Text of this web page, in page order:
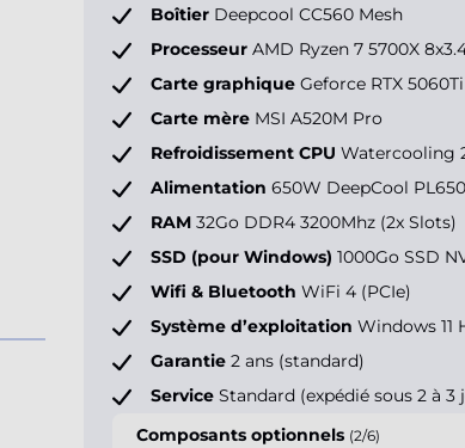
Boîtier Deepcool CC560 Mesh
Processeur
Carte graphique
Carte mère MSI A520M Pro
Refroidissement CPU
Alimentation
RAM 32Go DDR4 3200Mhz (2x Slots)
SSD (pour Windows)
Wifi & Bluetooth WiFi 4 (PCIe)
Système d’exploitation
Garantie 2 ans (standard)
Service
Composants optionnels (2/6)